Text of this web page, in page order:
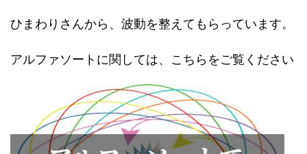
ひまわりさんから、波動を整えてもらっています。
アルファソートに関しては、こちらをご覧ください